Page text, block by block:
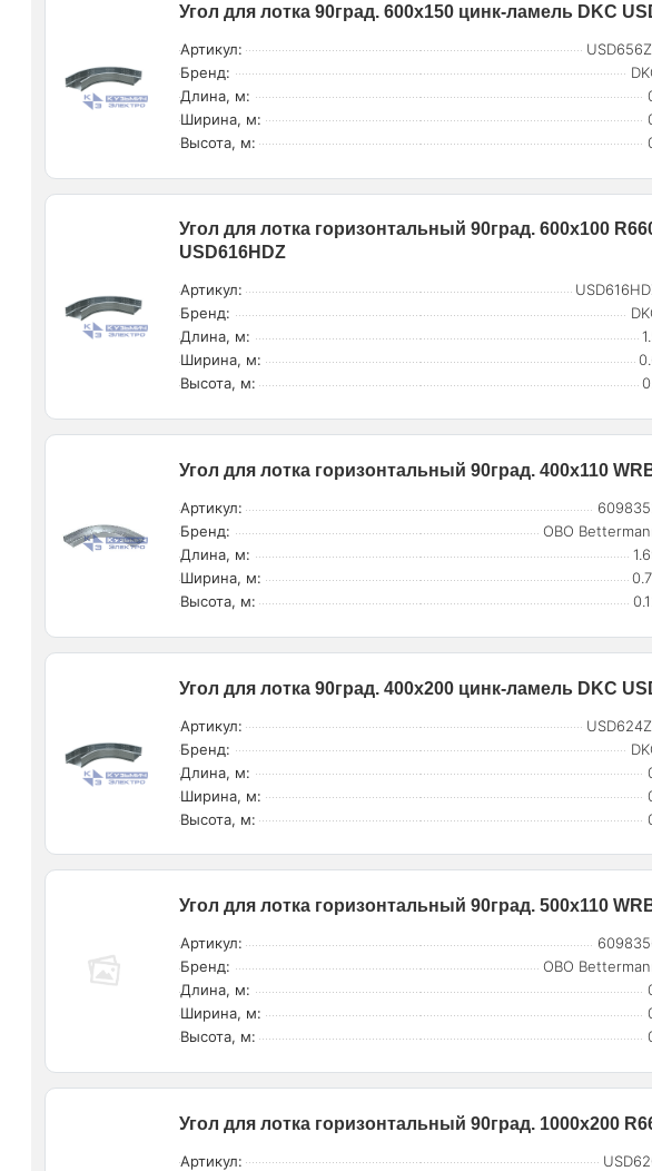
Угол для лотка 90град. 600х150 цинк-ламель DKC
Артикул:
Бренд:
Длина, м:
Ширина, м:
Высота, м:
Угол для лотка горизонтальный 90град. 600х100
USD616HDZ
Артикул:
Бренд:
Длина, м:
Ширина, м:
Высота, м:
Угол для лотка горизонтальный 90град. 400х110
Артикул:
Бренд:
OBO
Длина, м:
Ширина, м:
Высота, м:
Угол для лотка 90град. 400х200 цинк-ламель DKC
Артикул:
Бренд:
Длина, м:
Ширина, м:
Высота, м:
Угол для лотка горизонтальный 90град. 500х110
Артикул:
Бренд:
OBO
Длина, м:
Ширина, м:
Высота, м:
Угол для лотка горизонтальный 90град. 1000х200
Артикул: